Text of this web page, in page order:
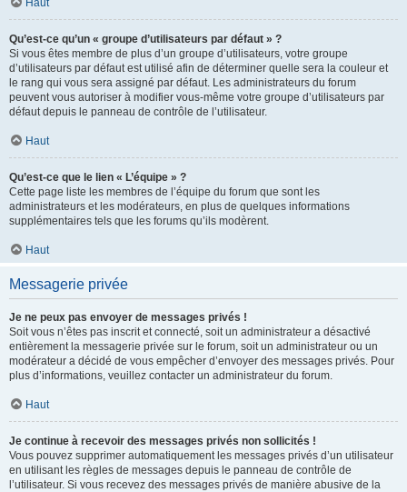
Haut
Qu’est-ce qu’un « groupe d’utilisateurs par défaut » ?
Si vous êtes membre de plus d’un groupe d’utilisateurs, votre groupe
d’utilisateurs par défaut est utilisé afin de déterminer quelle sera la couleur et
le rang qui vous sera assigné par défaut. Les administrateurs du forum
peuvent vous autoriser à modifier vous-même votre groupe d’utilisateurs par
défaut depuis le panneau de contrôle de l’utilisateur.
Haut
Qu’est-ce que le lien « L’équipe » ?
Cette page liste les membres de l’équipe du forum que sont les
administrateurs et les modérateurs, en plus de quelques informations
supplémentaires tels que les forums qu’ils modèrent.
Haut
Messagerie privée
Je ne peux pas envoyer de messages privés !
Soit vous n’êtes pas inscrit et connecté, soit un administrateur a désactivé
entièrement la messagerie privée sur le forum, soit un administrateur ou un
modérateur a décidé de vous empêcher d’envoyer des messages privés. Pour
plus d’informations, veuillez contacter un administrateur du forum.
Haut
Je continue à recevoir des messages privés non sollicités !
Vous pouvez supprimer automatiquement les messages privés d’un utilisateur
en utilisant les règles de messages depuis le panneau de contrôle de
l’utilisateur. Si vous recevez des messages privés de manière abusive de la